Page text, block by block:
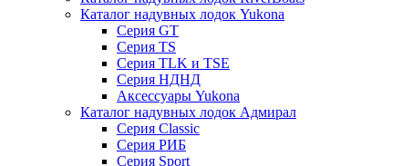
Каталог надувных лодок Yukona
Серия GT
Серия TS
Серия TLK и TSE
Серия НДНД
Аксессуары Yukona
Каталог надувных лодок Адмирал
Серия Classic
Серия РИБ
Серия Sport